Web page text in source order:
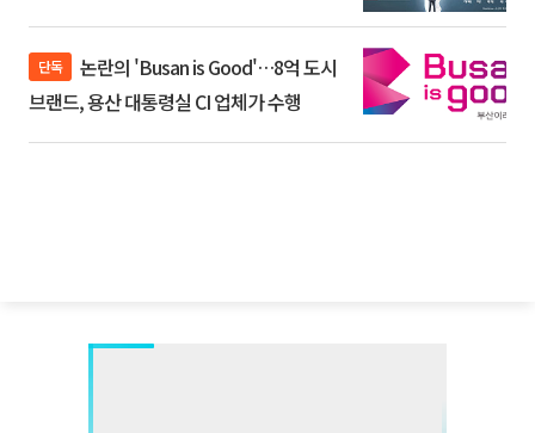
단독
브랜드, 용산 대통령실 CI 업체가 수행